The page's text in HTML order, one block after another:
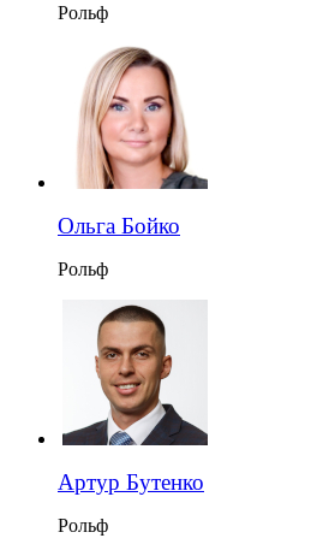
Рольф
Ольга Бойко
Рольф
Артур Бутенко
Рольф